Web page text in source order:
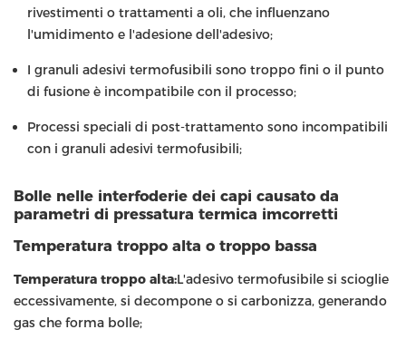
rivestimenti o trattamenti a oli, che influenzano
l'umidimento e l'adesione dell'adesivo;
I granuli adesivi termofusibili sono troppo fini o il punto
di fusione è incompatibile con il processo;
Processi speciali di post-trattamento sono incompatibili
con i granuli adesivi termofusibili;
Bolle nelle interfoderie dei capi causato da
parametri di pressatura termica imcorretti
Temperatura troppo alta o troppo bassa
Temperatura troppo alta:L'adesivo termofusibile si scioglie
eccessivamente, si decompone o si carbonizza, generando
gas che forma bolle;